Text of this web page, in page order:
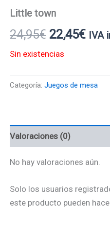
Little town
24,95€ 22,45€ IVA
Sin existencias
Categoría: Juegos de mesa
Valoraciones (0)
No hay valoraciones aún.
Solo los usuarios
este producto pueden